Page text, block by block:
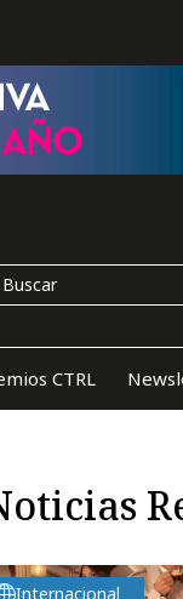
CTRL
Internacional